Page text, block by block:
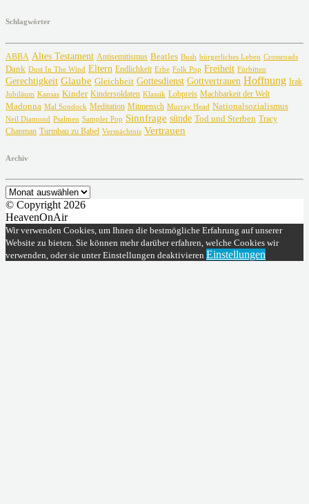
Schlagwörter
ABBA Altes Testament Antisemitismus Beatles Bush bürgerliches Leben Crossroads
Dank Dust In The Wind Eltern Endlichkeit Erbe Folk Pop Freiheit Fürbitten
Gerechtigkeit Glaube Gleichheit Gottesdienst Gottvertrauen Hoffnung Irak
Jubiläum Kansas Kinder Kindersoldaten Klassik Lobpreis Machbarkeit der Welt
Madonna Mal Sondock Meditation Mitmensch Murray Head Nationalsozialismus
Neil Diamond Psalmen Sampler Pop Sinnfrage sünde Tod und Sterben Tracy
Chapman Turmbau zu Babel Vermächtnis Vertrauen
Archiv
Archiv
© Copyright 2026
HeavenOnAir
Wir verwenden Cookies, um Ihnen die bestmögliche Erfahrung auf unserer
Website zu bieten. Sie können mehr darüber erfahren, welche Cookies wir
verwenden, oder sie unter Einstellungen deaktivieren Einstellungen